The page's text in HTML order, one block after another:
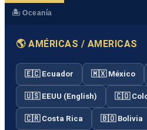
🏝️ Oceanía
🌎 AMÉRICAS / AMERICAS
🇪🇨 Ecuador 🇲🇽 México
🇺🇸 EEUU (English) 🇨🇴
🇨🇷 Costa Rica 🇧🇴 Bolivia